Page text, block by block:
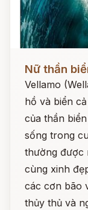
Nữ thần
Vellamo
hồ và biển
của thần
sống trong
thường được
cùng xinh
các cơn bão
thủy thủ và